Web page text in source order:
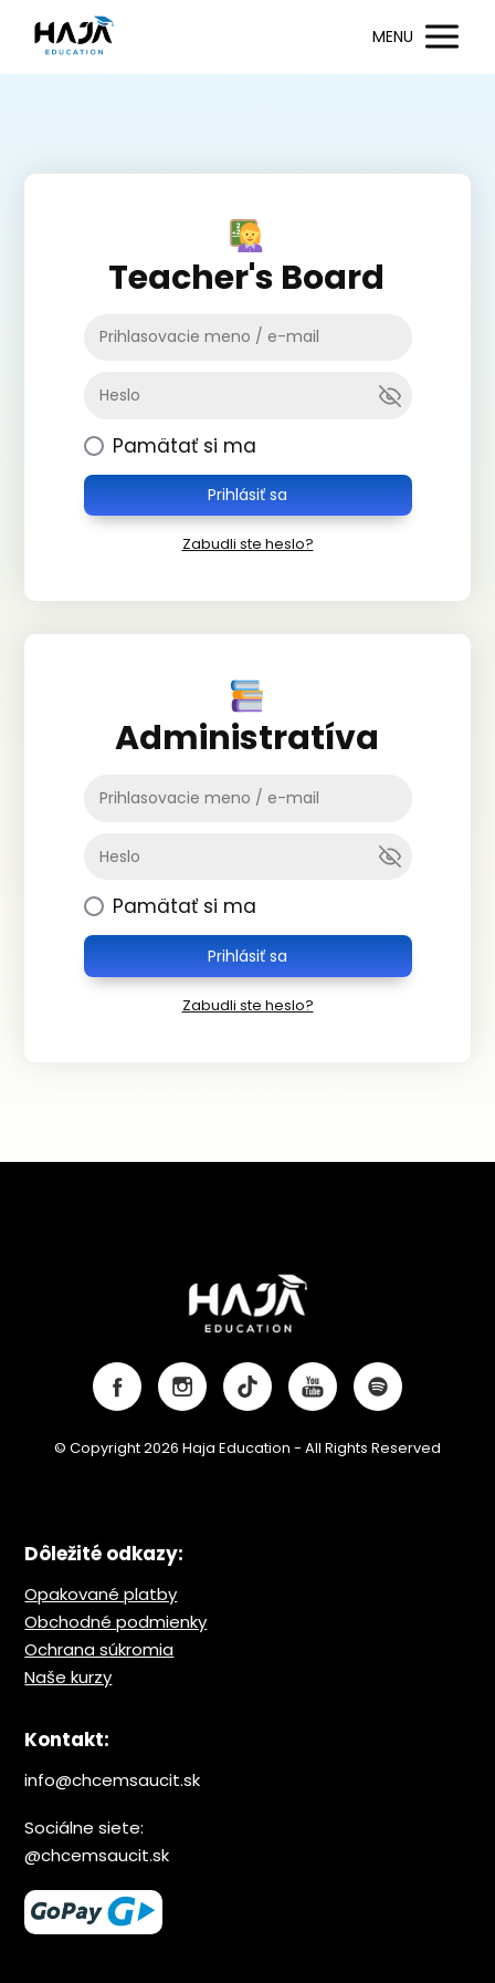
MENU
Teacher's Board
Pamätať si ma
Prihlásiť sa
Zabudli ste heslo?
Administratíva
Pamätať si ma
Prihlásiť sa
Zabudli ste heslo?
© Copyright 2026 Haja Education - All Rights Reserved
Dôležité odkazy:
Opakované platby
Obchodné podmienky
Ochrana súkromia
Naše kurzy
Kontakt:
info@chcemsaucit.sk
Sociálne siete:
@chcemsaucit.sk